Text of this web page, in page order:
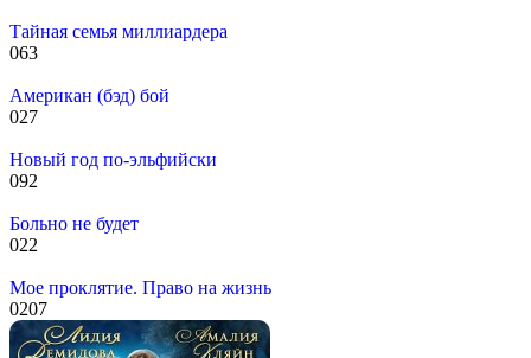
Тайная семья миллиардера
063
Американ (бэд) бой
027
Новый год по-эльфийски
092
Больно не будет
022
Мое проклятие. Право на жизнь
0207